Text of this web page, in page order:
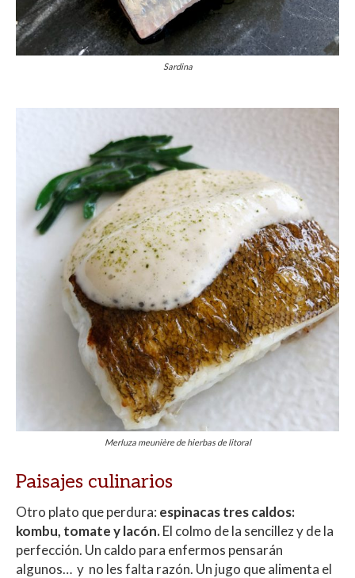
Sardina
Merluza meunière de hierbas de litoral
Paisajes culinarios
Otro plato que perdura: espinacas tres caldos:
kombu, tomate y lacón.El colmo de la sencillez y de la
perfección. Un caldo para enfermos pensarán
algunos… y no les falta razón. Un jugo que alimenta el